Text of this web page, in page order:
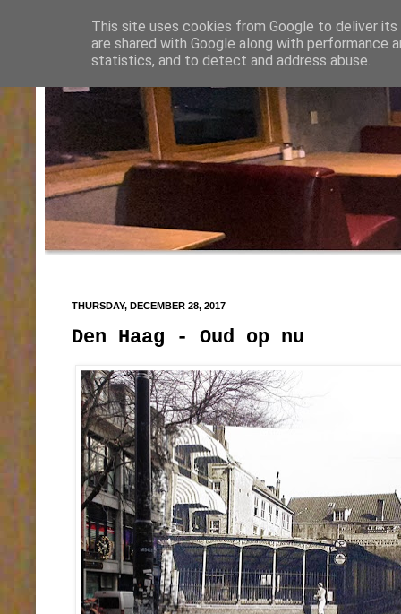
THURSDAY, DECEMBER 28, 2017
Den Haag - Oud op nu
This site uses cookies from Google to deliver
are shared with Google along with performance
statistics, and to detect and address abuse.